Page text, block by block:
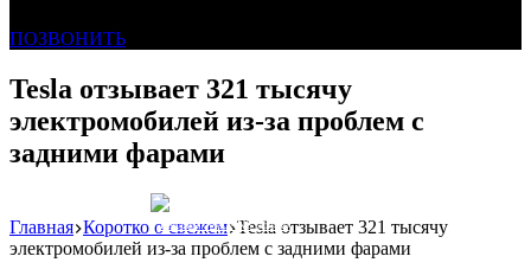
ПОЗВОНИТЬ
Tesla отзывает 321 тысячу
электромобилей из-за проблем с
задними фарами
Реклама: WeLANS облако
Главная Коротко о свежем Tesla отзывает 321 тысячу
электромобилей из-за проблем с задними фарами